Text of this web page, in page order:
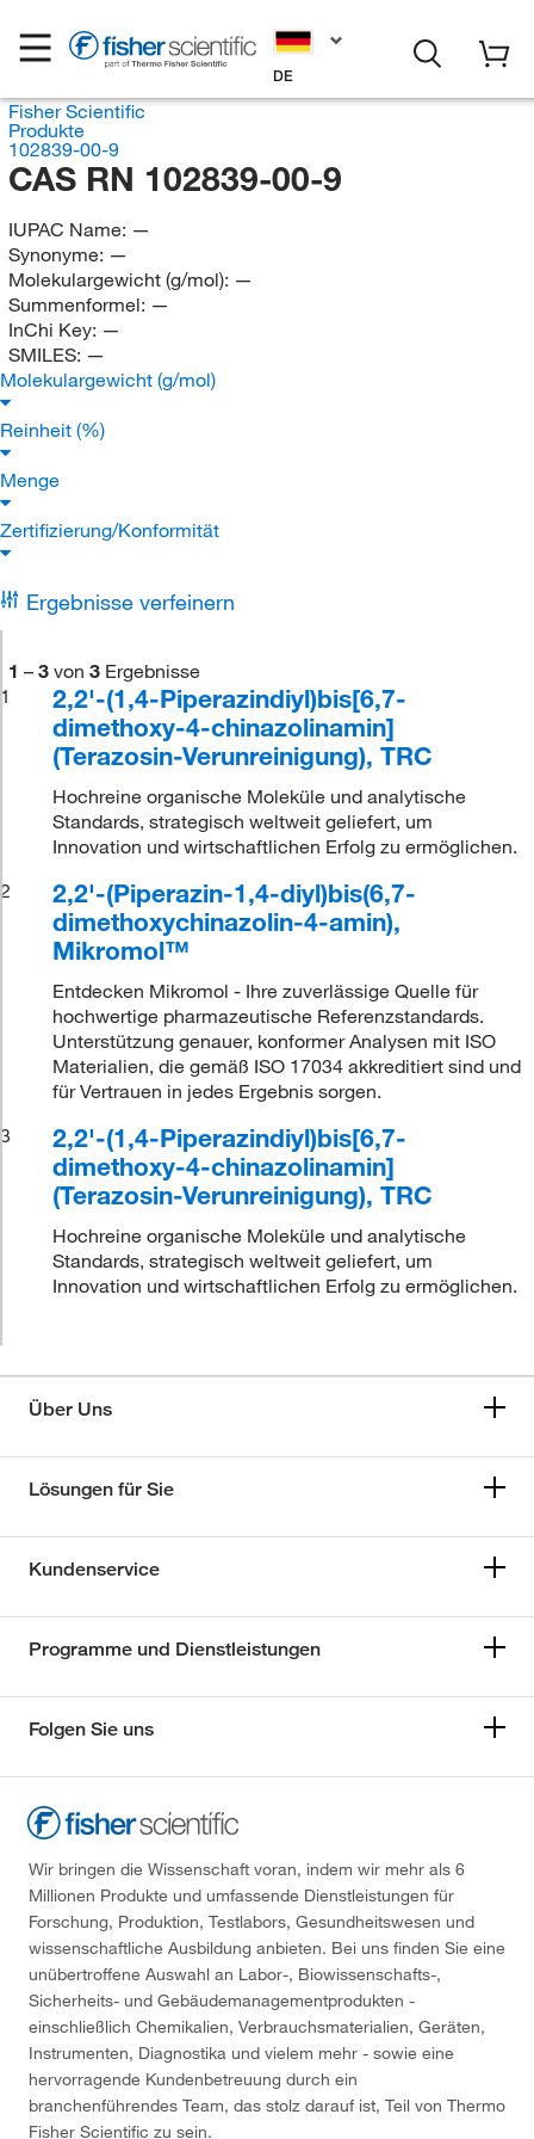
DE
Fisher Scientific
Produkte
102839-00-9
CAS RN 102839-00-9
IUPAC Name: —
Synonyme: —
Molekulargewicht (g/mol): —
Summenformel: —
InChi Key: —
SMILES: —
Molekulargewicht (g/mol)
Reinheit (%)
Menge
Zertifizierung/Konformität
Ergebnisse verfeinern
1 – 3 von 3 Ergebnisse
1
2,2'-(1,4-Piperazindiyl)bis[6,7-
dimethoxy-4-chinazolinamin]
(Terazosin-Verunreinigung), TRC
Hochreine organische Moleküle und analytische
Standards, strategisch weltweit geliefert, um
Innovation und wirtschaftlichen Erfolg zu ermöglichen.
2
2,2'-(Piperazin-1,4-diyl)bis(6,7-
dimethoxychinazolin-4-amin),
Mikromol™
Entdecken Mikromol - Ihre zuverlässige Quelle für
hochwertige pharmazeutische Referenzstandards.
Unterstützung genauer, konformer Analysen mit ISO
Materialien, die gemäß ISO 17034 akkreditiert sind und
für Vertrauen in jedes Ergebnis sorgen.
3
2,2'-(1,4-Piperazindiyl)bis[6,7-
dimethoxy-4-chinazolinamin]
(Terazosin-Verunreinigung), TRC
Hochreine organische Moleküle und analytische
Standards, strategisch weltweit geliefert, um
Innovation und wirtschaftlichen Erfolg zu ermöglichen.
Über Uns
Lösungen für Sie
Kundenservice
Programme und Dienstleistungen
Folgen Sie uns
Wir bringen die Wissenschaft voran, indem wir mehr als 6
Millionen Produkte und umfassende Dienstleistungen für
Forschung, Produktion, Testlabors, Gesundheitswesen und
wissenschaftliche Ausbildung anbieten. Bei uns finden Sie eine
unübertroffene Auswahl an Labor-, Biowissenschafts-,
Sicherheits- und Gebäudemanagementprodukten -
einschließlich Chemikalien, Verbrauchsmaterialien, Geräten,
Instrumenten, Diagnostika und vielem mehr - sowie eine
hervorragende Kundenbetreuung durch ein
branchenführendes Team, das stolz darauf ist, Teil von Thermo
Fisher Scientific zu sein.